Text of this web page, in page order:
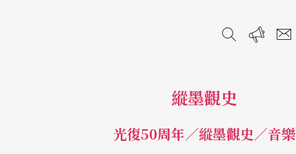
縱墨觀史
光復50周年／縱墨觀史／音樂